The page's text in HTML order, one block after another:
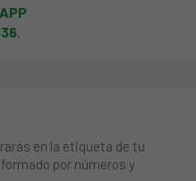
.
en la etiqueta de tu
por números y